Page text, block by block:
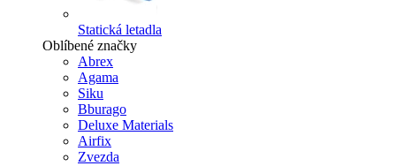
Statická letadla
Oblíbené značky
Abrex
Agama
Siku
Bburago
Deluxe Materials
Airfix
Zvezda